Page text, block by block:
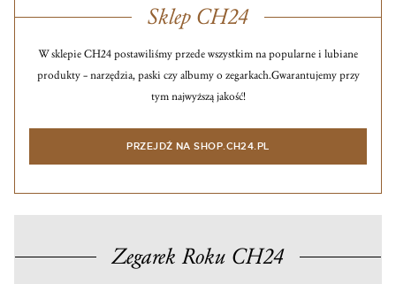
Sklep CH24
W sklepie CH24 postawiliśmy przede wszystkim na popularne i lubiane
produkty – narzędzia, paski czy albumy o zegarkach.Gwarantujemy przy
tym najwyższą jakość!
PRZEJDŹ NA SHOP.CH24.PL
Zegarek Roku CH24